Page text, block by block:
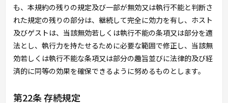
も、本規約の残りの規定及び一部が無効又は執行不能と判断さ
れた規定の残りの部分は、継続して完全に効力を有し、ホスト
及びゲストは、当該無効若しくは執行不能の条項又は部分を適
法とし、執行力を持たせるために必要な範囲で修正し、当該無
効若しくは執行不能な条項又は部分の趣旨並びに法律的及び経
済的に同等の効果を確保できるように努めるものとします。
第22条 存続規定